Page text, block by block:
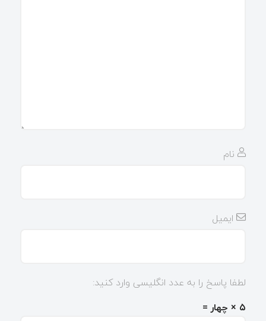
نام
ایمیل
لطفا پاسخ را به عدد انگلیسی وارد کنید:
۵ × چهار =